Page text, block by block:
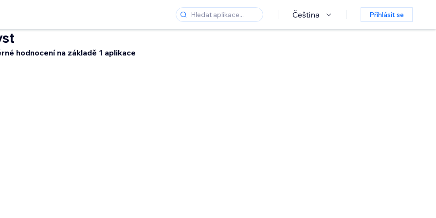
Čeština Přihlásit se
hodnocení na základě 1 aplikace